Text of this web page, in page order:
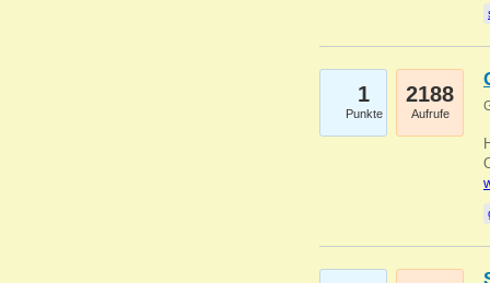
1
Punkte
2188
Aufrufe